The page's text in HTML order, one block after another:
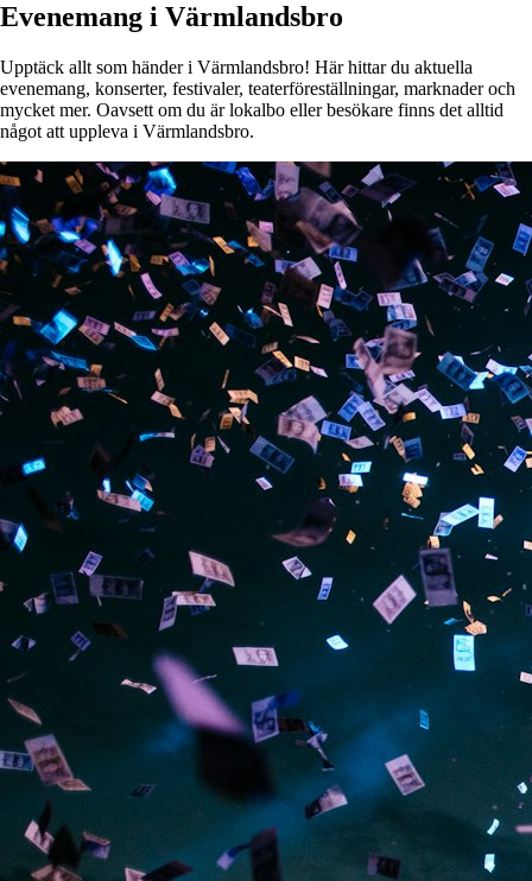
Evenemang i Värmlandsbro
Upptäck allt som händer i Värmlandsbro! Här hittar du aktuella
evenemang, konserter, festivaler, teaterföreställningar, marknader och
mycket mer. Oavsett om du är lokalbo eller besökare finns det alltid
något att uppleva i Värmlandsbro.